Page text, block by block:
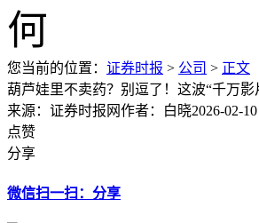
您当前的位置： 证券时报 > 公司 > 正文
葫芦娃里不卖药？别逗了！这波“千万
来源：证券时报网作者：白晓2026-02-
点赞
分享
微信扫一扫：分享